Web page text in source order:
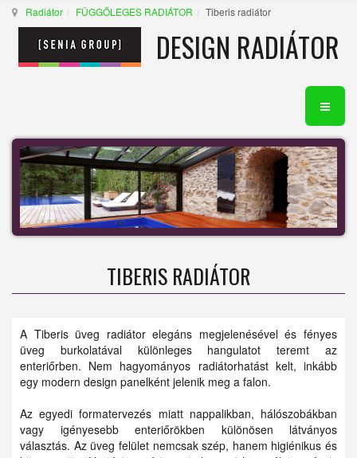
Radiátor FÜGGŐLEGES RADIÁTOR Tiberis radiátor
DESIGN RADIÁTOR
TIBERIS RADIÁTOR
A Tiberis üveg radiátor elegáns megjelenésével és fényes
üveg burkolatával különleges hangulatot teremt az
enteriőrben. Nem hagyományos radiátorhatást kelt, inkább
egy modern design panelként jelenik meg a falon.
Az egyedi formatervezés miatt nappalikban, hálószobákban
vagy igényesebb enteriőrökben különösen látványos
választás. Az üveg felület nemcsak szép, hanem higiénikus és